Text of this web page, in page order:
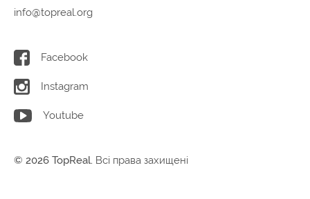
info@topreal.org
Facebook
Instagram
Youtube
© 2026 TopReal. Всі права захищені